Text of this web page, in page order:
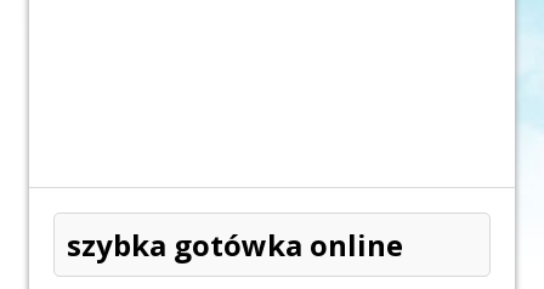
szybka gotówka online